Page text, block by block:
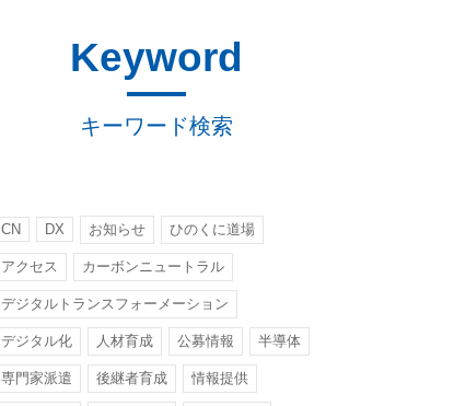
Keyword
キーワード検索
CN DX お知らせ ひのくに道場
アクセス カーボンニュートラル
デジタルトランスフォーメーション
デジタル化 人材育成 公募情報 半導体
専門家派遣 後継者育成 情報提供